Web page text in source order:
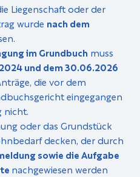
Liegenschaft oder der
wurde nach dem
im Grundbuch muss
und dem 30.06.2026
die vor dem
eingegangen
nicht.
oder das Grundstück
decken, der durch
sowie die Aufgabe
nachgewiesen werden